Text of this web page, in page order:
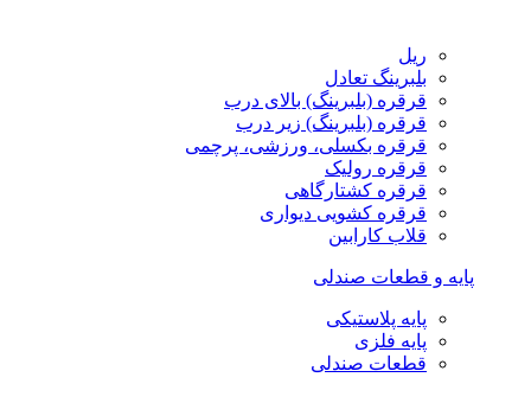
ریل
بلبرینگ تعادل
قرقره (بلبرینگ) بالای درب
قرقره (بلبرینگ) زیر درب
قرقره بکسلی، ورزشی، پرچمی
قرقره رولیک
قرقره کشتارگاهی
قرقره کشویی دیواری
قلاب کارابین
پایه و قطعات صندلی
پایه پلاستیکی
پایه فلزی
قطعات صندلی